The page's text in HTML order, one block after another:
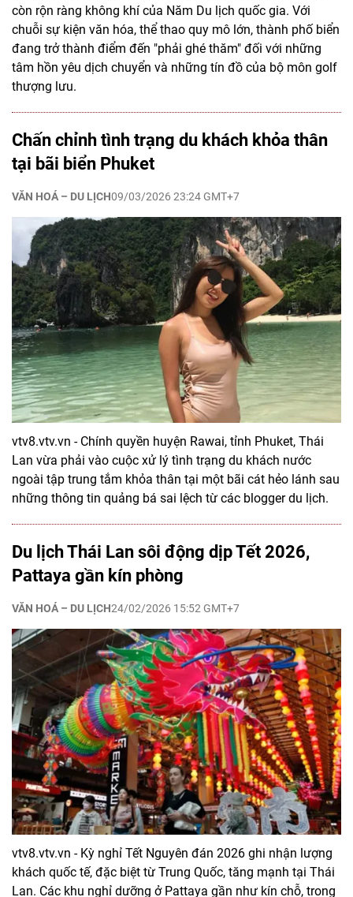
còn rộn ràng không khí của Năm Du lịch quốc gia. Với
chuỗi sự kiện văn hóa, thể thao quy mô lớn, thành phố biển
đang trở thành điểm đến "phải ghé thăm" đối với những
tâm hồn yêu dịch chuyển và những tín đồ của bộ môn golf
thượng lưu.
Chấn chỉnh tình trạng du khách khỏa thân
tại bãi biển Phuket
VĂN HOÁ – DU LỊCH09/03/2026 23:24 GMT+7
vtv8.vtv.vn - Chính quyền huyện Rawai, tỉnh Phuket, Thái
Lan vừa phải vào cuộc xử lý tình trạng du khách nước
ngoài tập trung tắm khỏa thân tại một bãi cát hẻo lánh sau
những thông tin quảng bá sai lệch từ các blogger du lịch.
Du lịch Thái Lan sôi động dịp Tết 2026,
Pattaya gần kín phòng
VĂN HOÁ – DU LỊCH24/02/2026 15:52 GMT+7
vtv8.vtv.vn - Kỳ nghỉ Tết Nguyên đán 2026 ghi nhận lượng
khách quốc tế, đặc biệt từ Trung Quốc, tăng mạnh tại Thái
Lan. Các khu nghỉ dưỡng ở Pattaya gần như kín chỗ, trong